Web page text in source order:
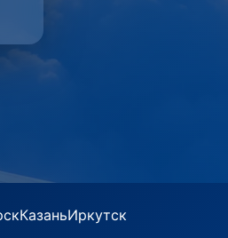
КазаньИркутск